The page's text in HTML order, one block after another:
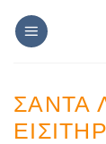
Skip
ΣΆΝΤΑ